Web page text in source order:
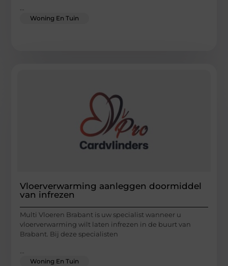
Woning En Tuin
Vloerverwarming aanleggen doormiddel
van infrezen
Multi Vloeren Brabant is uw specialist wanneer u
vloerverwarming wilt laten infrezen in de buurt van
Brabant. Bij deze specialisten
...
Woning En Tuin